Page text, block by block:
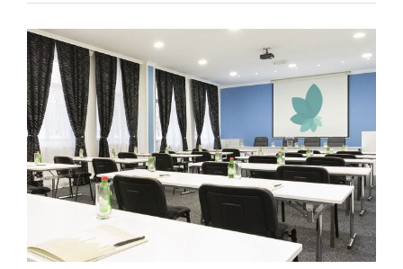
Ver
imagen
más
grande